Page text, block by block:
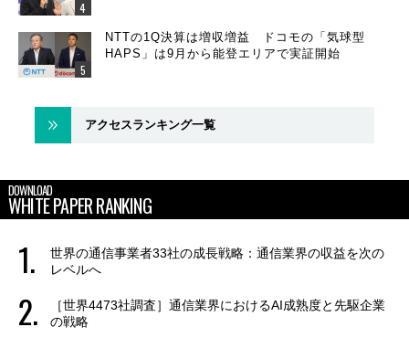
NTTの1Q決算は増収増益 ドコモの「気球型
HAPS」は9月から能登エリアで実証開始
アクセスランキング一覧
DOWNLOAD
WHITE PAPER RANKING
世界の通信事業者33社の成長戦略：通信業界の収益を次の
レベルへ
［世界4473社調査］通信業界におけるAI成熟度と先駆企業
の戦略